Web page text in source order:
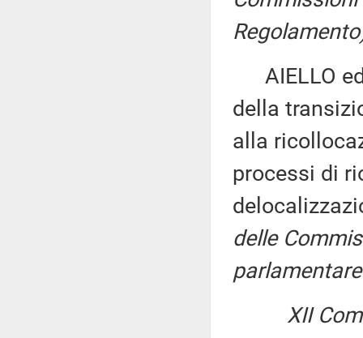
AIELLO
della
alla
processi di
delle
XII